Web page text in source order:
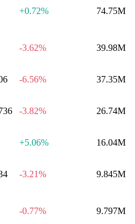
+0.72% 74.75M
-3.62% 39.98M
-6.56% 37.35M
-3.82% 26.74M
+5.06% 16.04M
-3.21% 9.845M
-0.77% 9.797M